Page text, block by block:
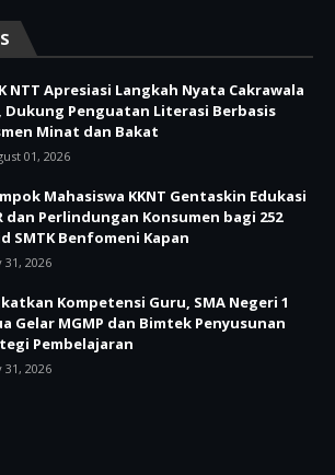
NTT Apresiasi Langkah Nyata Cakrawala
Dukung Penguatan Literasi Berbasis
Minat dan Bakat
01, 2026
Mahasiswa KKNT Gentaskin Edukasi
dan Perlindungan Konsumen bagi 252
SMTK Benfomeni Kapan
31, 2026
Kompetensi Guru, SMA Negeri 1
Gelar MGMP dan Bimtek Penyusunan
Pembelajaran
31, 2026